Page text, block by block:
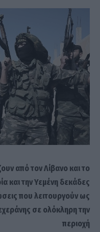
από τον Λίβανο και το
και την Υεμένη δεκάδες
που λειτουργούν ως
σε ολόκληρη την
περιοχή